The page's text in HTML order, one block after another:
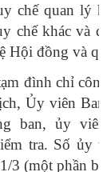
chế quan lý
chế khác và
đồng và
đình chỉ
Ủy viên
ban, ủyviên
tra. Số ủy
3 (một phần